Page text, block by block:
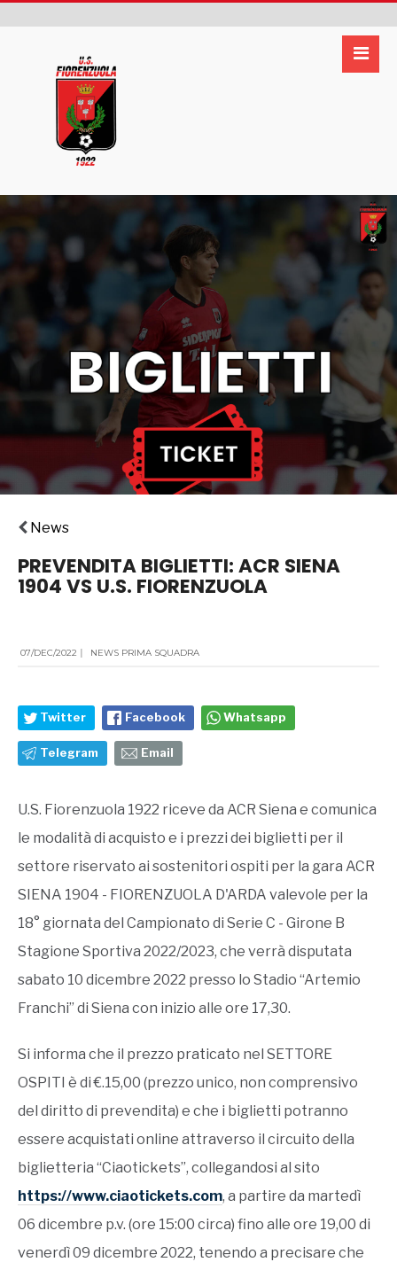
News
PREVENDITA BIGLIETTI: ACR SIENA
1904 VS U.S. FIORENZUOLA
07/DEC/2022 | NEWS PRIMA SQUADRA
Twitter Facebook Whatsapp
Telegram Email
U.S. Fiorenzuola 1922 riceve da ACR Siena e comunica
le modalità di acquisto e i prezzi dei biglietti per il
settore riservato ai sostenitori ospiti per la gara ACR
SIENA 1904 - FIORENZUOLA D'ARDA valevole per la
18° giornata del Campionato di Serie C - Girone B
Stagione Sportiva 2022/2023, che verrà disputata
sabato 10 dicembre 2022 presso lo Stadio “Artemio
Franchi” di Siena con inizio alle ore 17,30.
Si informa che il prezzo praticato nel SETTORE
OSPITI è di €.15,00 (prezzo unico, non comprensivo
del diritto di prevendita) e che i biglietti potranno
essere acquistati online attraverso il circuito della
biglietteria “Ciaotickets”, collegandosi al sito
https://www.ciaotickets.com, a partire da martedì
06 dicembre p.v. (ore 15:00 circa) fino alle ore 19,00 di
venerdì 09 dicembre 2022, tenendo a precisare che